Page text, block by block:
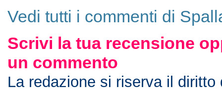
Vedi tutti i commenti di
Scrivi la tua recensione
un commento
La redazione si riserva il diritto